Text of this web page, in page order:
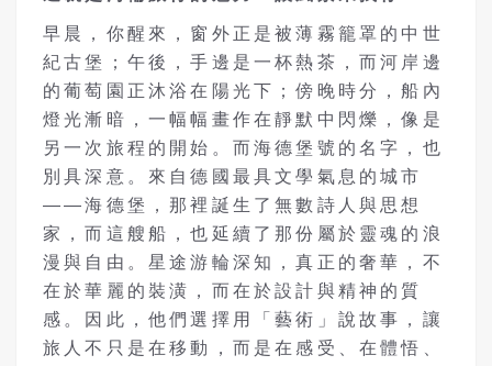
早晨，你醒來，窗外正是被薄霧籠罩的中世
紀古堡；午後，手邊是一杯熱茶，而河岸邊
的葡萄園正沐浴在陽光下；傍晚時分，船內
燈光漸暗，一幅幅畫作在靜默中閃爍，像是
另一次旅程的開始。而海德堡號的名字，也
別具深意。來自德國最具文學氣息的城市
——海德堡，那裡誕生了無數詩人與思想
家，而這艘船，也延續了那份屬於靈魂的浪
漫與自由。星途游輪深知，真正的奢華，不
在於華麗的裝潢，而在於設計與精神的質
感。因此，他們選擇用「藝術」說故事，讓
旅人不只是在移動，而是在感受、在體悟、